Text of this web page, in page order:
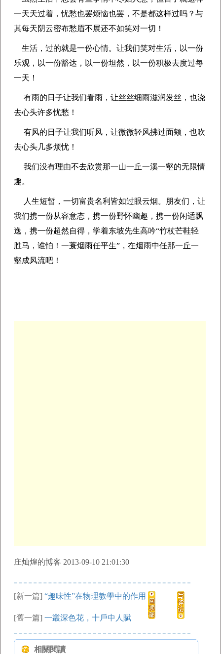
一天天过着，忧愁也罢烦恼也罢，不是都这样过吗？ 与
其每天阴云密布愁眉不展还不如笑对一切！
生活，过的就是一份心情。 让我们笑对生活，以一份
乐观，以一份豁达，以一份坦然，以一份积极去度过每
一天！
有雨的日子让我们看雨，让丝丝细雨滋润发丝，也浇
去心头许多忧愁！
有风的日子让我们听风，让微微轻风拂过面颊，也吹
去心头几多烦忧！
我们没有理由不去欣赏那一山一丘一溪一壑的无限情
趣。
人生短暂，一切富贵名利皆如过眼云烟。
朋友们，让
我们携一份从容意态， 携一份野怀幽趣，携一份闲适飘
逸，携一份超然自得， 学着东坡先生高吟“竹杖芒鞋轻
胜马，谁怕！ 一蓑烟雨任平生”， 在烟雨中任那一丘一
壑成风流吧！
庄灿煌的博客 2013-09-10 21:01:30
[新一篇] “趣味性”在物理教學中的作用
[舊一篇] 一叢深色花，十戶中人賦
相關閱讀